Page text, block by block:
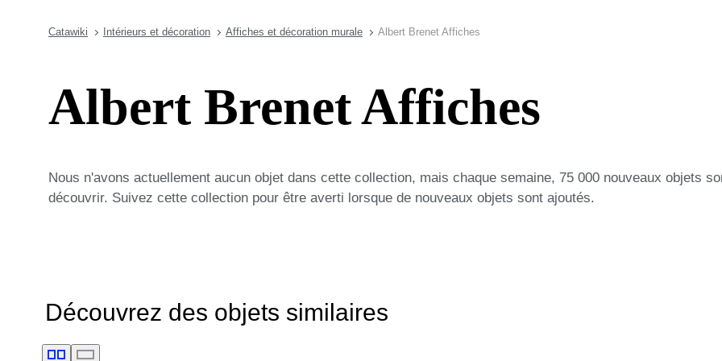
Catawiki Intérieurs et décoration Affiches et décoration murale Albert Brenet Affiches
Albert Brenet Affiches
Nous n'avons actuellement aucun objet dans cette collection, mais chaque semaine, 75 000 nouveaux objets
découvrir. Suivez cette collection pour être averti lorsque de nouveaux objets sont ajoutés.
Découvrez des objets similaires